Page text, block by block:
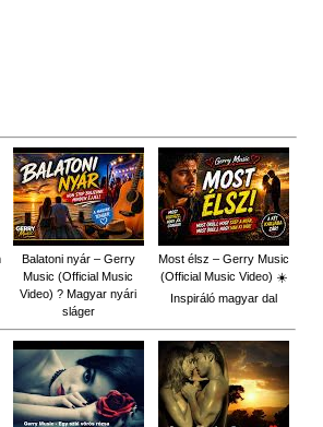
Balatoni nyár – Gerry
Music (Official Music
Video) ? Magyar nyári
sláger
Most élsz – Gerry Music
(Official Music Video) ☀️
Inspiráló magyar dal